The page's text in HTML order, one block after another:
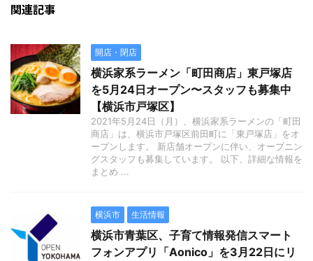
関連記事
開店・閉店
横浜家系ラーメン「町田商店」東戸塚店
を5月24日オープン〜スタッフも募集中
【横浜市戸塚区】
2021年5月24日（月）、横浜家系ラーメンの「町田
商店」は、横浜市戸塚区前田町に「東戸塚店」をオ
ープンします。 新店舗オープンに伴い、オープニン
グスタッフも募集しています。 以下、詳細な情報を
まとめ ...
横浜市 生活情報
横浜市青葉区、子育て情報発信スマート
フォンアプリ「Aonico」を3月22日にリ